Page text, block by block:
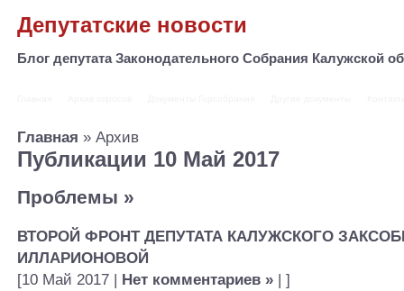
Депутатские новости
Блог депутата Законодательного Собрания Калужской
Главная » Архив
Публикации 10 Май 2017
Проблемы »
ВТОРОЙ ФРОНТ ДЕПУТАТА КАЛУЖСКОГО
ИЛЛАРИОНОВОЙ
[10 Май 2017 | Нет комментариев » | ]